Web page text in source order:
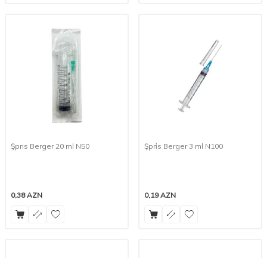
Şpris Berger 20 ml N50
0,38AZN
Şpri̇s Berger 3 ml N100
0,19AZN